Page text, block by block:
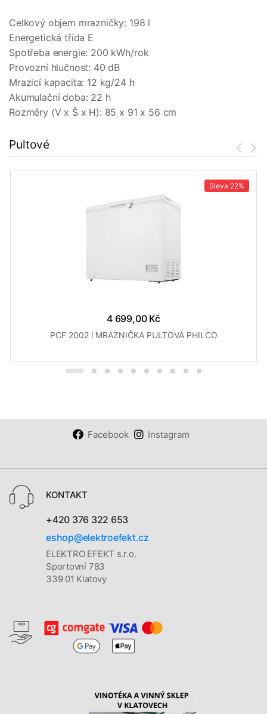
Celkový objem mrazničky: 198 l
Energetická třída E
Spotřeba energie: 200 kWh/rok
Provozní hlučnost: 40 dB
Mrazicí kapacita: 12 kg/24 h
Akumulační doba: 22 h
Rozměry (V x Š x H): 85 x 91 x 56 cm
Pultové
Sleva 22%
4 699,00 Kč
PCF 2002 i MRAZNIČKA PULTOVÁ PHILCO
Facebook Instagram
KONTAKT
+420 376 322 653
eshop@elektroefekt.cz
ELEKTRO EFEKT s.r.o.
Sportovní 783
339 01 Klatovy